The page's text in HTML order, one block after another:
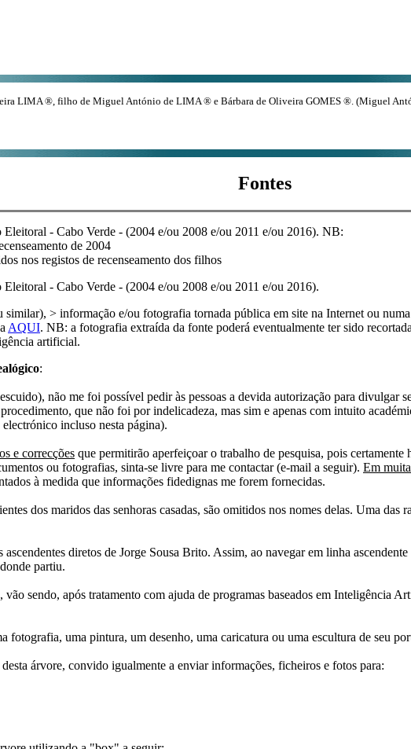
LIMA ®, filho de Miguel António de LIMA ® e Bárbara de Oliveira GOMES ®. (Miguel
Fontes
- Cabo Verde - (2004 e/ou 2008 e/ou 2011 e/ou 2016). NB:
de 2004
nos registos de recenseamento dos filhos
- Cabo Verde - (2004 e/ou 2008 e/ou 2011 e/ou 2016).
> informação e/ou fotografia tornada pública em site na Internet ou
AQUI. NB: a fotografia extraída da fonte poderá eventualmente ter sido
artificial.
:
não me foi possível pedir às pessoas a devida autorização para divulgar
que não foi por indelicadeza, mas sim e apenas com intuito
incluso nesta página).
e correcções que permitirão aperfeiçoar o trabalho de pesquisa, pois
ou fotografias, sinta-se livre para me contactar (e-mail a seguir). Em
à medida que informações fidedignas me forem fornecidas.
dos maridos das senhoras casadas, são omitidos nos nomes delas. Uma
diretos de Jorge Sousa Brito. Assim, ao navegar em linha
partiu.
sendo, após tratamento com ajuda de programas baseados em Inteligência
fotografia, uma pintura, um desenho, uma caricatura ou uma escultura de seu
árvore, convido igualmente a enviar informações, ficheiros e fotos para: